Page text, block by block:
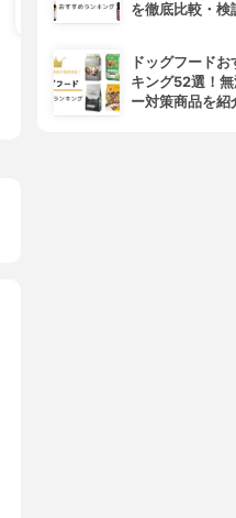
を徹底比較・検
ドッグフード
キング52選！
ー対策商品を紹